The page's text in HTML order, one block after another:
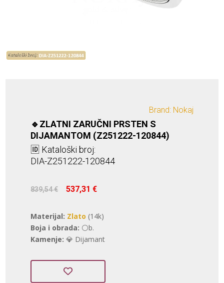
Brand: Nokaj
🔹ZLATNI ZARUČNI PRSTEN S
DIJAMANTOM (Z251222-120844)
🆔 Kataloški broj:
DIA-Z251222-120844
839,54€ Izvorna
cijena
bila
je:
839,54 €.
537,31€
537,31 €.
Materijal: Zlato (14k)
Boja i obrada: ⚪b.
Kamenje: 💎 Dijamant